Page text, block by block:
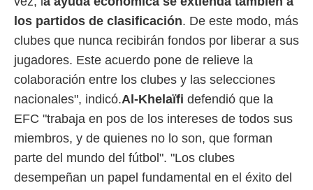
los partidos de clasificación. De este modo, más
clubes que nunca recibirán fondos por liberar a sus
jugadores. Este acuerdo pone de relieve la
colaboración entre los clubes y las selecciones
nacionales", indicó.Al-Khelaïfi defendió que la
EFC "trabaja en pos de los intereses de todos sus
miembros, y de quienes no lo son, que forman
parte del mundo del fútbol". "Los clubes
desempeñan un papel fundamental en el éxito del